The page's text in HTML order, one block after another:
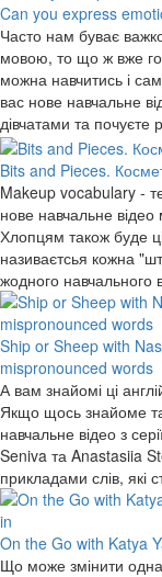
Can you express
Часто нам буває
мовою, то що ж вже
можна навчитись і
вас нове навчальне
дівчатами та почуєте
Bits and Pieces.
Makeup vocabulary -
нове навчальне
Хлопцям також буде
називаєтсья кожна
жодного навчального
Ship or Sheep with
mispronounced words
А вам знайомі ці
Якщо щось знайоме
навчальне відео з
Seniva та Anastasiia
прикладами слів,
On the Go with Katya
Що може змінити